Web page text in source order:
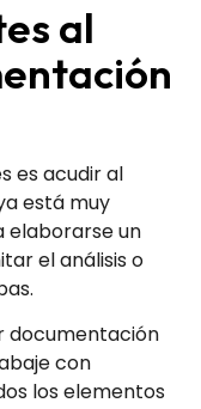
al
es acudir al
está muy
elaborarse un
el análisis o
documentación
con
los elementos